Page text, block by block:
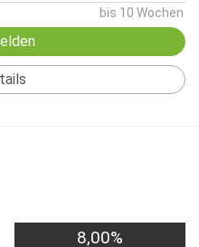
bis 10 Wochen
8,00%